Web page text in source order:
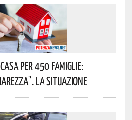
Per 450 Famiglie:
La Situazione